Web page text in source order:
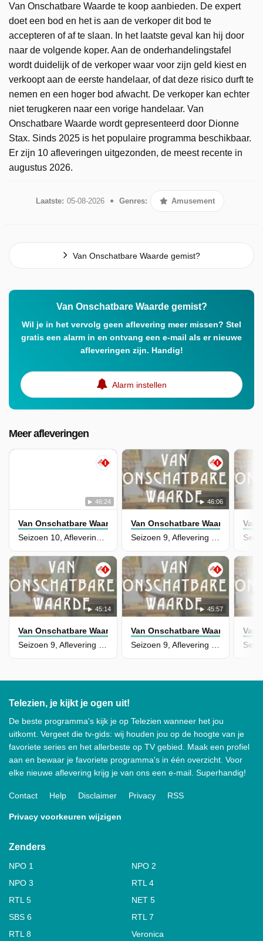
Van Onschatbare Waarde te koop aanbieden. De expert
doet een bod en het is aan de verkoper dit bod te
accepteren of af te slaan. In het laatste geval kan hij door
naar de volgende koper. Aan de onderhandelingstafel
wordt duidelijk of de verkoper waar voor zijn geld kiest en
verkoopt aan de eerste handelaar, of dat deze risico durft te
nemen en een hoger bod afwacht. De verkoper kan echter
niet terugkeren naar een vorige handelaar. Van
Onschatbare Waarde wordt gepresenteerd door Dionne
Stax. Sinds 2025 is het populaire programma beschikbaar.
Er zijn 10 afleveringen uitgezonden, de meest recente in
augustus 2026.
Laatste: 05-08-2026 Genres: Amusement
Van Onschatbare Waarde gemist?
Van Onschatbare Waarde gemist?
Wil je in het vervolg geen aflevering meer missen? Stel
gratis een alarm in en ontvang een e-mail als er nieuwe
afleveringen zijn. Handig!
Alarm instellen
Meer afleveringen
46:24
Van Onschatbare Waarde
Seizoen 10, Aflevering 1 - Eeuwenoude schatten en spraakmakende deals
46:06
Van Onschatbare Waarde
Seizoen 9, Aflevering 8 - Kerstspecial
45:14
Van Onschatbare Waarde
45:57
Van Onschatbare Waarde
Van
Van
Telezien, je kijkt je ogen uit!
De beste programma's kijk je op Telezien wanneer het jou
uitkomt. Vergeet die tv-gids: wij houden jou op de hoogte van je
favoriete series en het allerbeste op TV gebied. Maak een profiel
aan en bewaar je favoriete programma's in één overzicht. Voor
elke nieuwe aflevering krijg je van ons een e-mail. Superhandig!
Contact Help Disclaimer Privacy RSS
Privacy voorkeuren wijzigen
Zenders
NPO 1
NPO 2
NPO 3
RTL 4
RTL 5
NET 5
SBS 6
RTL 7
RTL 8
Veronica